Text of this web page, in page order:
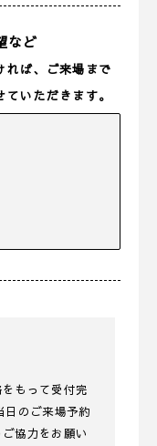
など
れば、ご来場まで
いただきます。
もって受付完
日のご来場予約
協力をお願い